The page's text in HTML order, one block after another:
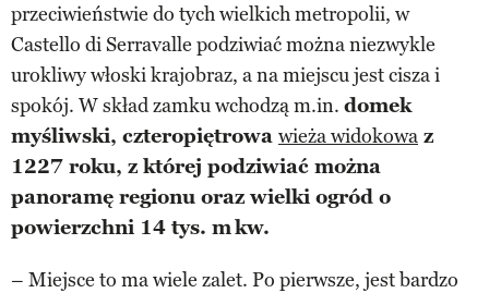
przeciwieństwie do tych wielkich metropolii, w
Castello di Serravalle podziwiać można niezwykle
urokliwy włoski krajobraz, a na miejscu jest cisza i
spokój. W skład zamku wchodzą m.in. domek
myśliwski, czteropiętrowa wieża widokowa z
1227 roku, z której podziwiać można
panoramę regionu oraz wielki ogród o
powierzchni 14 tys. mkw.
– Miejsce to ma wiele zalet. Po pierwsze, jest bardzo